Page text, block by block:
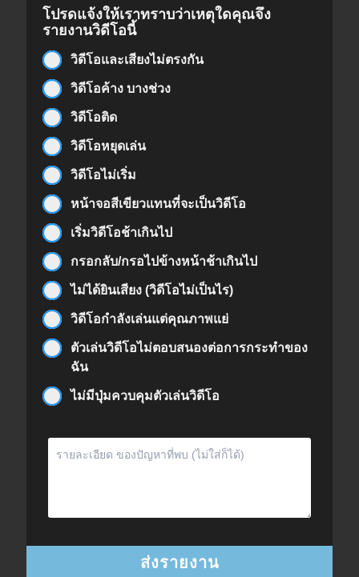
โปรดแจ้งให้เราทราบว่าเหตุใดคุณจึง
รายงานวิดีโอนี้
วิดีโอและเสียงไม่ตรงกัน
วิดีโอค้าง บางช่วง
วิดีโอติด
วิดีโอหยุดเล่น
วิดีโอไม่เริ่ม
หน้าจอสีเขียวแทนที่จะเป็นวิดีโอ
เริ่มวิดีโอช้าเกินไป
กรอกลับ/กรอไปข้างหน้าช้าเกินไป
ไม่ได้ยินเสียง (วิดีโอไม่เป็นไร)
วิดีโอกำลังเล่นแต่คุณภาพแย่
ตัวเล่นวิดีโอไม่ตอบสนองต่อการกระทำของ
ฉัน
ไม่มีปุ่มควบคุมตัวเล่นวิดีโอ